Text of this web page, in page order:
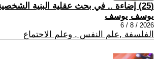
(25) إضاءة .. في بحث عقلية البنية الشخصية للفرد
يوسف يوسف
2026 / 8 / 6
الفلسفة ,علم النفس , وعلم الاجتماع